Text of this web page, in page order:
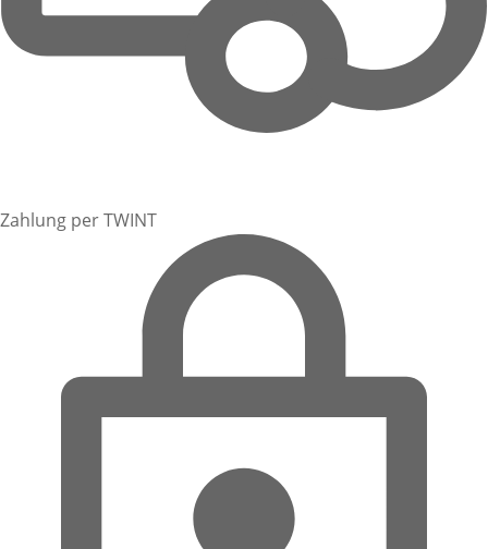
Zahlung per TWINT